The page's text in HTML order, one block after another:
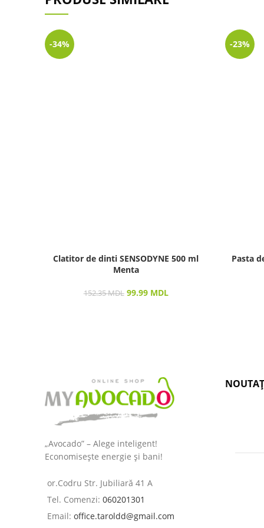
-34%
Clatitor de dinti SENSODYNE 500 ml
Menta
152.35MDL 99.99 MDL
-23%
Pasta
„Avocado” – Alege inteligent!
Economisește energie și bani!
or.Codru Str. Jubiliară 41 A
Tel. Comenzi: 060201301
Email: office.taroldd@gmail.com